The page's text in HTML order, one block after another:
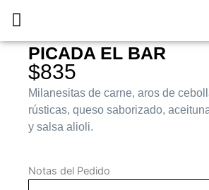
contenido
PICADA EL BAR
$835
Milanesitas de carne, aros de
rústicas, queso saborizado,
y salsa alioli.
Notas del Pedido
El
Bar